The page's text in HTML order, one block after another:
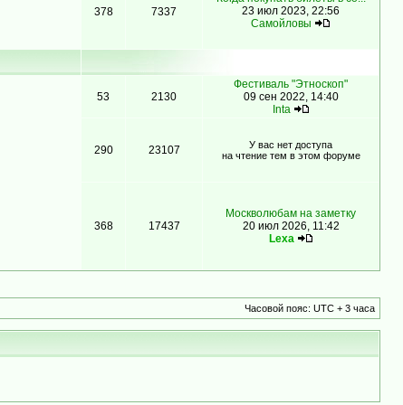
378 7337
23 июл 2023, 22:56
Самойловы
53 2130
Фестиваль "Этноскоп"
09 сен 2022, 14:40
Inta
290 23107
У вас нет доступа
на чтение тем в этом форуме
368 17437
Москволюбам на заметку
20 июл 2026, 11:42
Lexa
Часовой пояс: UTC + 3 часа